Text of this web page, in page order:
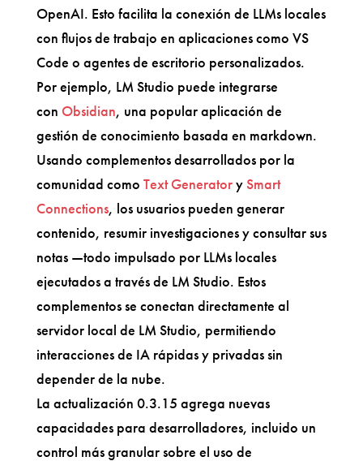
OpenAI. Esto facilita la conexión de LLMs locales
con flujos de trabajo en aplicaciones como VS
Code o agentes de escritorio personalizados.
Por ejemplo, LM Studio puede integrarse
con Obsidian, una popular aplicación de
gestión de conocimiento basada en markdown.
Usando complementos desarrollados por la
comunidad como Text GeneratorySmart
Connections, los usuarios pueden generar
contenido, resumir investigaciones y consultar sus
notas —todo impulsado por LLMs locales
ejecutados a través de LM Studio. Estos
complementos se conectan directamente al
servidor local de LM Studio, permitiendo
interacciones de IA rápidas y privadas sin
depender de la nube.
La actualización 0.3.15 agrega nuevas
capacidades para desarrolladores, incluido un
control más granular sobre el uso de